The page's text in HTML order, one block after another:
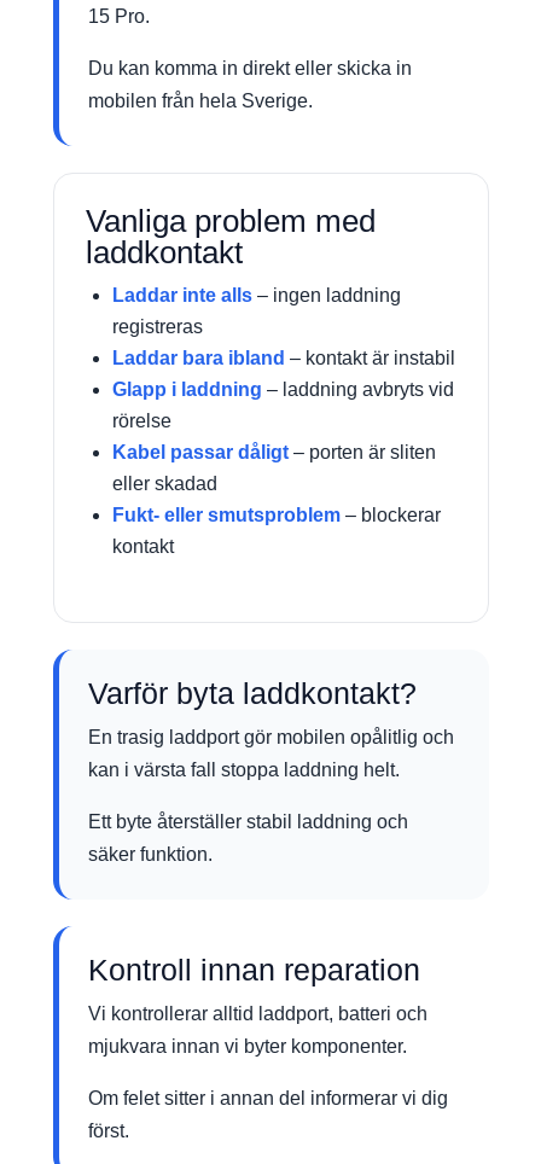
15 Pro.
Du kan komma in direkt eller skicka in
mobilen från hela Sverige.
Vanliga problem med
laddkontakt
Laddar inte alls – ingen laddning
registreras
Laddar bara ibland – kontakt är instabil
Glapp i laddning – laddning avbryts vid
rörelse
Kabel passar dåligt – porten är sliten
eller skadad
Fukt- eller smutsproblem – blockerar
kontakt
Varför byta laddkontakt?
En trasig laddport gör mobilen opålitlig och
kan i värsta fall stoppa laddning helt.
Ett byte återställer stabil laddning och
säker funktion.
Kontroll innan reparation
Vi kontrollerar alltid laddport, batteri och
mjukvara innan vi byter komponenter.
Om felet sitter i annan del informerar vi dig
först.